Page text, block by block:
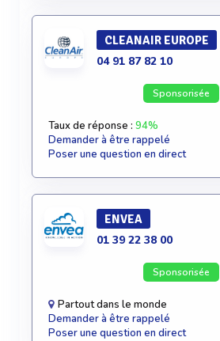
CLEANAIR EUROPE
04 91 87 82 10
Sponsorisée
Taux de réponse : 94%
Demander à être rappelé
Poser une question en direct
ENVEA
01 39 22 38 00
Sponsorisée
Partout dans le monde
Demander à être rappelé
Poser une question en direct